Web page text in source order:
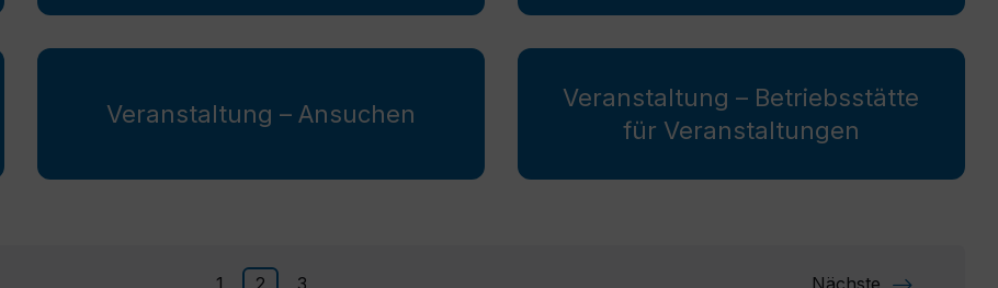
Veranstaltung – Ansuchen
Veranstaltung – Betriebsstätte
für Veranstaltungen
1 2 3 Nächste